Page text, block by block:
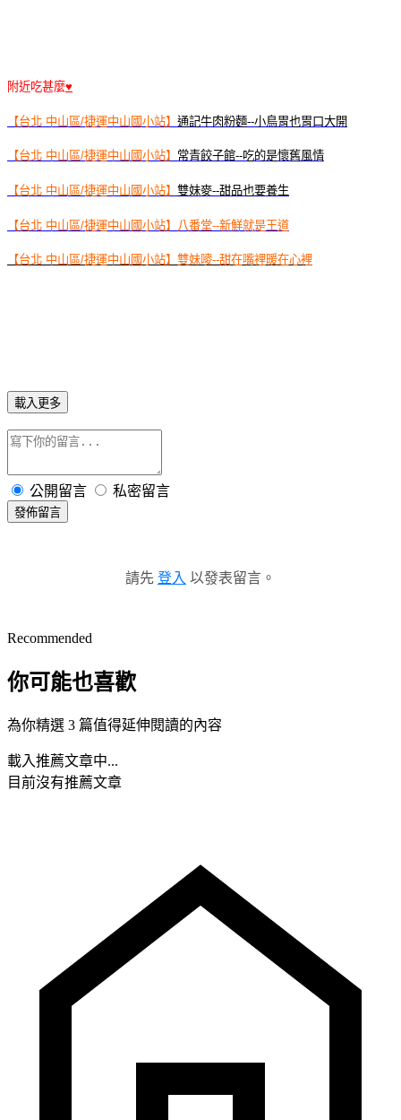
附近吃甚麼♥
【台北 中山區/捷運中山國小站】 通記牛肉粉麵--小鳥胃也胃口大開
【台北 中山區/捷運中山國小站】 常青餃子館--吃的是懷舊風情
【台北 中山區/捷運中山國小站】 雙妹麥--甜品也要養生
【台北 中山區/捷運中山國小站】 八番堂--新鮮就是王道
【台北 中山區/捷運中山國小站】雙妹嘜--甜在嘴裡暖在心裡
載入更多
公開留言 私密留言
發佈留言
請先 登入 以發表留言。
Recommended
你可能也喜歡
為你精選 3 篇值得延伸閱讀的內容
載入推薦文章中...
目前沒有推薦文章